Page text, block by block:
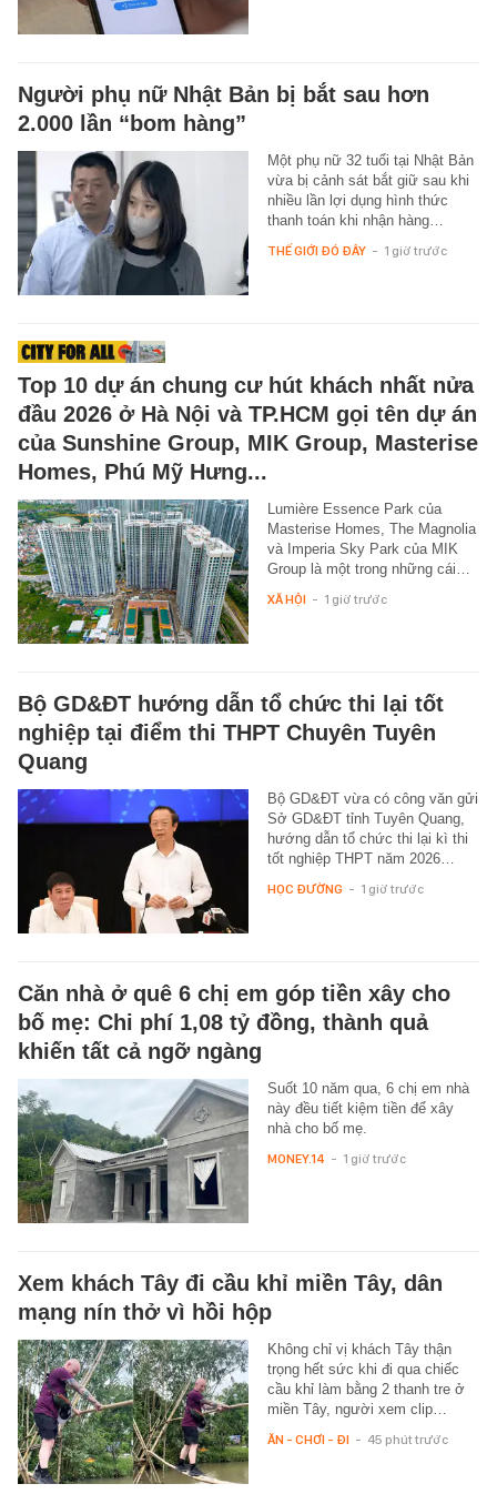
Người phụ nữ Nhật Bản bị bắt sau hơn
2.000 lần “bom hàng”
Một phụ nữ 32 tuổi tại Nhật Bản
vừa bị cảnh sát bắt giữ sau khi
nhiều lần lợi dụng hình thức
thanh toán khi nhận hàng…
THẾ GIỚI ĐÓ ĐÂY - 1 giờ trước
Top 10 dự án chung cư hút khách nhất nửa
đầu 2026 ở Hà Nội và TP.HCM gọi tên dự án
của Sunshine Group, MIK Group, Masterise
Homes, Phú Mỹ Hưng...
Lumière Essence Park của
Masterise Homes, The Magnolia
và Imperia Sky Park của MIK
Group là một trong những cái…
XÃ HỘI - 1 giờ trước
Bộ GD&ĐT hướng dẫn tổ chức thi lại tốt
nghiệp tại điểm thi THPT Chuyên Tuyên
Quang
Bộ GD&ĐT vừa có công văn gửi
Sở GD&ĐT tỉnh Tuyên Quang,
hướng dẫn tổ chức thi lại kì thi
tốt nghiệp THPT năm 2026…
HỌC ĐƯỜNG - 1 giờ trước
Căn nhà ở quê 6 chị em góp tiền xây cho
bố mẹ: Chi phí 1,08 tỷ đồng, thành quả
khiến tất cả ngỡ ngàng
Suốt 10 năm qua, 6 chị em nhà
này đều tiết kiệm tiền để xây
nhà cho bố mẹ.
MONEY.14 - 1 giờ trước
Xem khách Tây đi cầu khỉ miền Tây, dân
mạng nín thở vì hồi hộp
Không chỉ vị khách Tây thận
trọng hết sức khi đi qua chiếc
cầu khỉ làm bằng 2 thanh tre ở
miền Tây, người xem clip…
ĂN - CHƠI - ĐI - 45 phút trước